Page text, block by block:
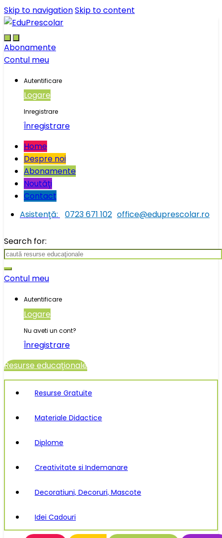
Skip to navigationSkip to content
Abonamente
Contul meu
Autentificare
Logare
Inregistrare
Înregistrare
Home
Despre noi
Abonamente
Noutăţi
Contact
Asistenţă:
0723 671 102 office@eduprescolar.ro
Search for:
Contul meu
Autentificare
Logare
Nu aveti un cont?
Înregistrare
Resurse educaţionale
Resurse Gratuite
Materiale Didactice
Diplome
Creativitate si Indemanare
Decoratiuni, Decoruri, Mascote
Idei Cadouri